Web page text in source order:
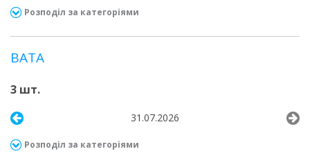
Розподіл за категоріями
ВАТА
3 шт.
31.07.2026
Розподіл за категоріями